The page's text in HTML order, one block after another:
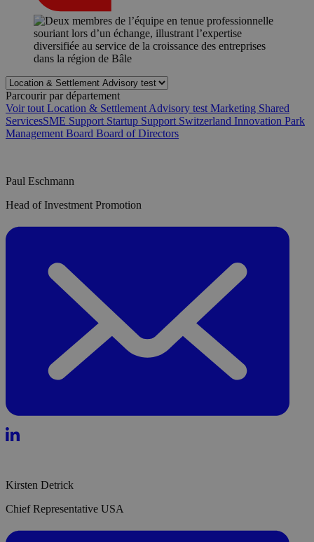
Parcourir par département
Voir tout Location & Settlement Advisory test Marketing Shared
Services​SME Support Startup Support Switzerland Innovation Park
Management Board Board of Directors
Paul Eschmann
Head of Investment Promotion
Kirsten Detrick
Chief Representative USA